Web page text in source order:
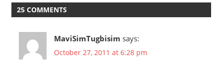
25 COMMENTS
MaviSimTugbisim says:
October 27, 2011 at 6:28 pm